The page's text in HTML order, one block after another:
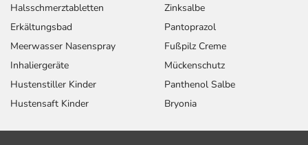
Halsschmerztabletten
Erkältungsbad
Meerwasser Nasenspray
Inhaliergeräte
Hustenstiller Kinder
Hustensaft Kinder
Zinksalbe
Pantoprazol
Fußpilz Creme
Mückenschutz
Panthenol Salbe
Bryonia